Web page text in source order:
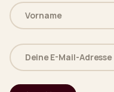
Name
(erforderlich)
Deine
E-
Mail-
(erforderlich)